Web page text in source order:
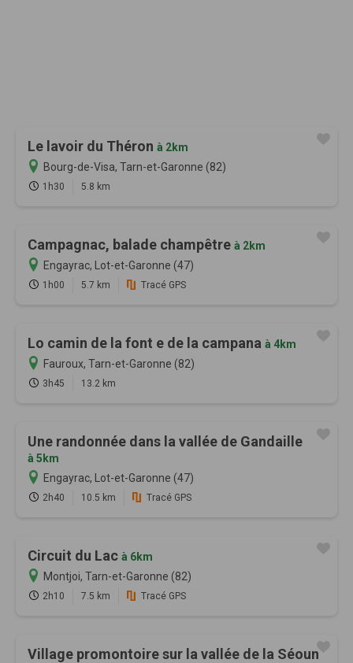
Le lavoir du Théron à 2km
Bourg-de-Visa, Tarn-et-Garonne (82)
1h30 5.8 km
Campagnac, balade champêtre à 2km
Engayrac, Lot-et-Garonne (47)
1h00 5.7 km Tracé GPS
Lo camin de la font e de la campana à 4km
Fauroux, Tarn-et-Garonne (82)
3h45 13.2 km
Une randonnée dans la vallée de Gandaille
à 5km
Engayrac, Lot-et-Garonne (47)
2h40 10.5 km Tracé GPS
Circuit du Lac à 6km
Montjoi, Tarn-et-Garonne (82)
2h10 7.5 km Tracé GPS
Village promontoire sur la vallée de la Séoun